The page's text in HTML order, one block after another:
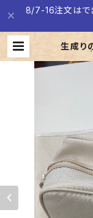
8/7-16注文はで
生成り